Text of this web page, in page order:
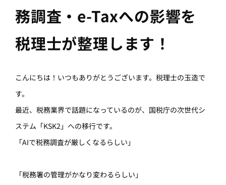
務調査・e-Taxへの影響を
税理士が整理します！
こんにちは！いつもありがとうございます。税理士の玉造で
す。
最近、税務業界で話題になっているのが、国税庁の次世代シ
ステム「KSK2」への移行です。
「AIで税務調査が厳しくなるらしい」
「税務署の管理がかなり変わるらしい」